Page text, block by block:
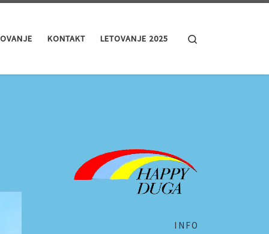
KONTAKT LETOVANJE 2025
INFO